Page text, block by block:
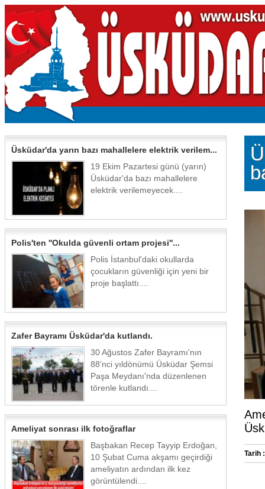
Üsküdar'da yarın bazı mahallelere elektrik verilem...
19 Ekim Pazartesi günü (yarın)
Üsküdar'da bazı mahallelere
elektrik verilemeyecek....
Polis'ten ''Okulda güvenli ortam projesi''...
Polis İstanbul'daki okullarda
çocukların güvenliği için yeni bir
proje başlattı....
Zafer Bayramı Üsküdar'da kutlandı.
30 Ağustos Zafer Bayramı'nın
88'nci yıldönümü Üsküdar Şemsi
Paşa Meydanı'nda düzenlenen
törenle kutlandı....
Ameliyat sonrası ilk fotoğraflar
Başbakan Recep Tayyip Erdoğan,
10 Şubat Cuma akşamı geçirdiği
ameliyatın ardından ilk kez
görüntülendi....
Tarih :